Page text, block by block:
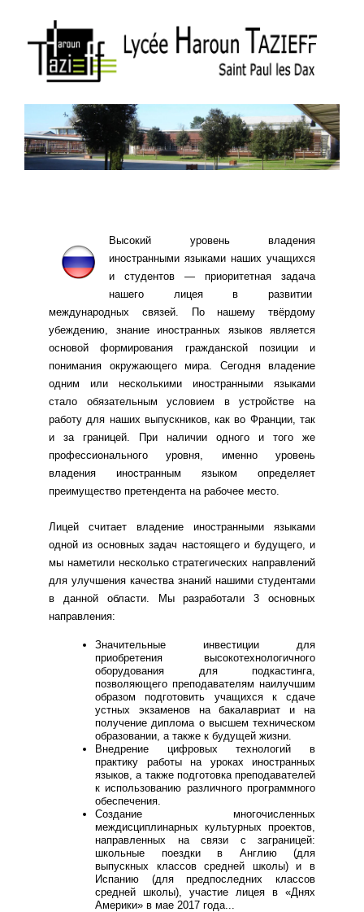
Высокий уровень владения
иностранными языками наших учащихся
и студентов — приоритетная задача
нашего лицея в развитии
международных связей. По нашему твёрдому
убеждению, знание иностранных языков является
основой формирования гражданской позиции и
понимания окружающего мира. Сегодня владение
одним или несколькими иностранными языками
стало обязательным условием в устройстве на
работу для наших выпускников, как во Франции, так
и за границей. При наличии одного и того же
профессионального уровня, именно уровень
владения иностранным языком определяет
преимущество претендента на рабочее место.
Лицей считает владение иностранными языками
одной из основных задач настоящего и будущего, и
мы наметили несколько стратегических направлений
для улучшения качества знаний нашими студентами
в данной области. Мы разработали 3 основных
направления:
Значительные инвестиции для
приобретения высокотехнологичного
оборудования для подкастинга,
позволяющего преподавателям наилучшим
образом подготовить учащихся к сдаче
устных экзаменов на бакалавриат и на
получение диплома о высшем техническом
образовании, а также к будущей жизни.
Внедрение цифровых технологий в
практику работы на уроках иностранных
языков, а также подготовка преподавателей
к использованию различного программного
обеспечения.
Создание многочисленных
междисциплинарных культурных проектов,
направленных на связи с заграницей:
школьные поездки в Англию (для
выпускных классов средней школы) и в
Испанию (для предпоследних классов
средней школы), участие лицея в «Днях
Америки» в мае 2017 года...